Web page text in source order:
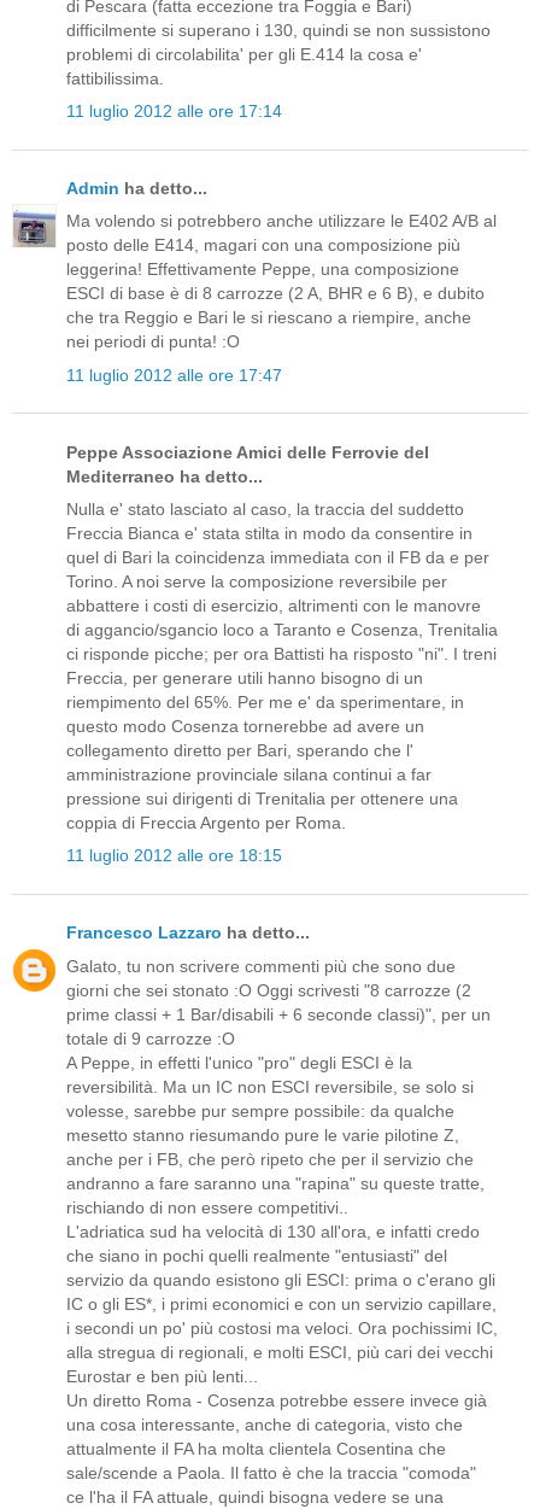
di Pescara (fatta eccezione tra Foggia e Bari)
difficilmente si superano i 130, quindi se non sussistono
problemi di circolabilita' per gli E.414 la cosa e'
fattibilissima.
11 luglio 2012 alle ore 17:14
Admin ha detto...
Ma volendo si potrebbero anche utilizzare le E402 A/B al
posto delle E414, magari con una composizione più
leggerina! Effettivamente Peppe, una composizione
ESCI di base è di 8 carrozze (2 A, BHR e 6 B), e dubito
che tra Reggio e Bari le si riescano a riempire, anche
nei periodi di punta! :O
11 luglio 2012 alle ore 17:47
Peppe Associazione Amici delle Ferrovie del
Mediterraneo ha detto...
Nulla e' stato lasciato al caso, la traccia del suddetto
Freccia Bianca e' stata stilta in modo da consentire in
quel di Bari la coincidenza immediata con il FB da e per
Torino. A noi serve la composizione reversibile per
abbattere i costi di esercizio, altrimenti con le manovre
di aggancio/sgancio loco a Taranto e Cosenza, Trenitalia
ci risponde picche; per ora Battisti ha risposto "ni". I treni
Freccia, per generare utili hanno bisogno di un
riempimento del 65%. Per me e' da sperimentare, in
questo modo Cosenza tornerebbe ad avere un
collegamento diretto per Bari, sperando che l'
amministrazione provinciale silana continui a far
pressione sui dirigenti di Trenitalia per ottenere una
coppia di Freccia Argento per Roma.
11 luglio 2012 alle ore 18:15
Francesco Lazzaro ha detto...
Galato, tu non scrivere commenti più che sono due
giorni che sei stonato :O Oggi scrivesti "8 carrozze (2
prime classi + 1 Bar/disabili + 6 seconde classi)", per un
totale di 9 carrozze :O
A Peppe, in effetti l'unico "pro" degli ESCI è la
reversibilità. Ma un IC non ESCI reversibile, se solo si
volesse, sarebbe pur sempre possibile: da qualche
mesetto stanno riesumando pure le varie pilotine Z,
anche per i FB, che però ripeto che per il servizio che
andranno a fare saranno una "rapina" su queste tratte,
rischiando di non essere competitivi..
L'adriatica sud ha velocità di 130 all'ora, e infatti credo
che siano in pochi quelli realmente "entusiasti" del
servizio da quando esistono gli ESCI: prima o c'erano gli
IC o gli ES*, i primi economici e con un servizio capillare,
i secondi un po' più costosi ma veloci. Ora pochissimi IC,
alla stregua di regionali, e molti ESCI, più cari dei vecchi
Eurostar e ben più lenti...
Un diretto Roma - Cosenza potrebbe essere invece già
una cosa interessante, anche di categoria, visto che
attualmente il FA ha molta clientela Cosentina che
sale/scende a Paola. Il fatto è che la traccia "comoda"
ce l'ha il FA attuale, quindi bisogna vedere se una